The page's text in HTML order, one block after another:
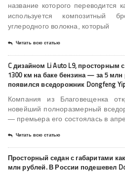
название которого переводится
используется композитный
углеродного волокна, который
Читать всю статью
C дизайном Li Auto L9, просторным
1300 км на баке бензина — за 5
появился вседорожник Dongfeng
Компания из Благовещенка
новейший полноразмерный
— премьера его состоялась в
Читать всю статью
Просторный седан с габаритами
млн рублей. В России подешевел